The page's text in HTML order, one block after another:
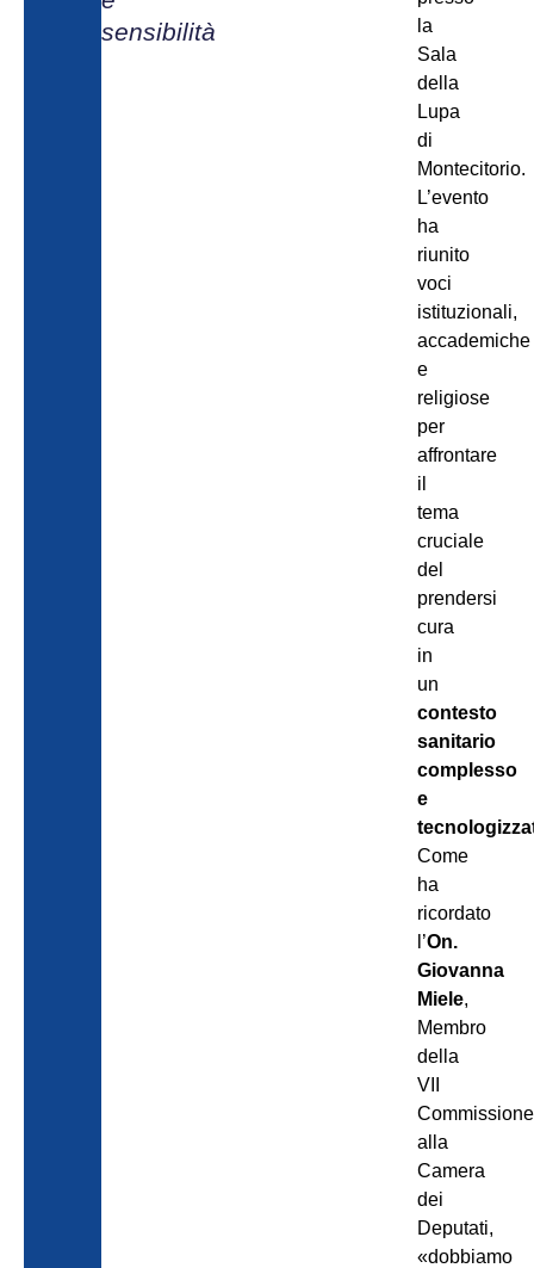
sensibilità
la
Sala
della
Lupa
di
Montecitorio.
L’evento
ha
riunito
voci
istituzionali,
accademiche
e
religiose
per
affrontare
il
tema
cruciale
del
prendersi
cura
in
un
contesto
sanitario
complesso
e
Come
ha
ricordato
l’On.
Giovanna
Miele,
Membro
della
VII
Commissione
alla
Camera
dei
Deputati,
«dobbiamo